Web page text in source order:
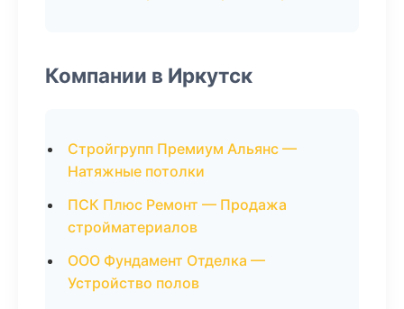
Компании в Иркутск
Стройгрупп Премиум Альянс —
Натяжные потолки
ПСК Плюс Ремонт — Продажа
стройматериалов
ООО Фундамент Отделка —
Устройство полов